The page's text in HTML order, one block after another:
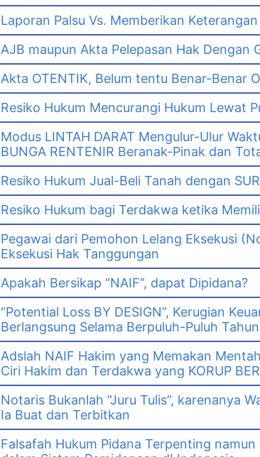
Laporan Palsu Vs. Memberikan
AJB maupun Akta Pelepasan Hak Dengan
Akta OTENTIK, Belum tentu Benar-Benar
Resiko Hukum Mencurangi Hukum Lewat
Modus LINTAH DARAT Mengulur-Ulur
BUNGA RENTENIR Beranak-Pinak dan
Resiko Hukum Jual-Beli Tanah dengan
Resiko Hukum bagi Terdakwa ketika
Pegawai dari Pemohon Lelang Eksekusi
Eksekusi Hak Tanggungan
Apakah Bersikap “NAIF”, dapat Dipidana?
“Potential Loss BY DESIGN”, Kerugian
Berlangsung Selama Berpuluh-Puluh Tahun
Adslah NAIF Hakim yang Memakan
Ciri Hakim dan Terdakwa yang KORUP
Notaris Bukanlah “Juru Tulis”, karenanya
Ia Buat dan Terbitkan
Falsafah Hukum Pidana Terpenting